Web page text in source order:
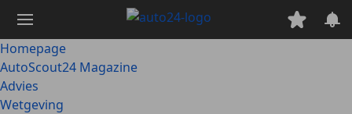
naar
hoofdinhoud
Homepage
AutoScout24 Magazine
Advies
Wetgeving